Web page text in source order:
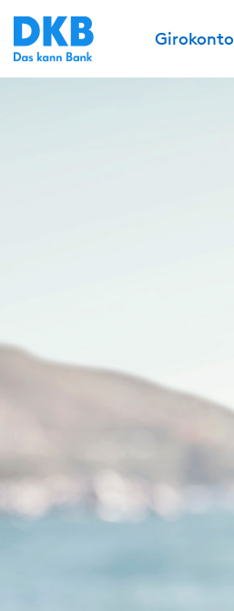
Girokonto